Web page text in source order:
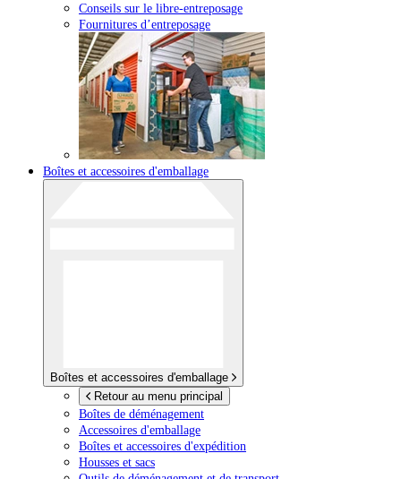
Conseils sur le libre-entreposage
Fournitures d’entreposage
Boîtes et accessoires d'emballage
Boîtes et accessoires d'emballage
Retour au menu principal
Boîtes de déménagement
Accessoires d'emballage
Boîtes et accessoires d'expédition
Housses et sacs